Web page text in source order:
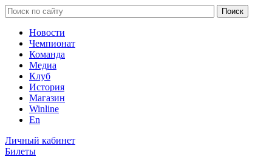
Новости
Чемпионат
Команда
Медиа
Клуб
История
Магазин
Winline
En
Личный кабинет
Билеты